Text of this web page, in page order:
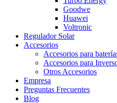
Goodwe
Huawei
Voltronic
Regulador Solar
Accesorios
Accesorios para
Accesorios para
Otros Accesorios
Empresa
Preguntas Frecuentes
Blog